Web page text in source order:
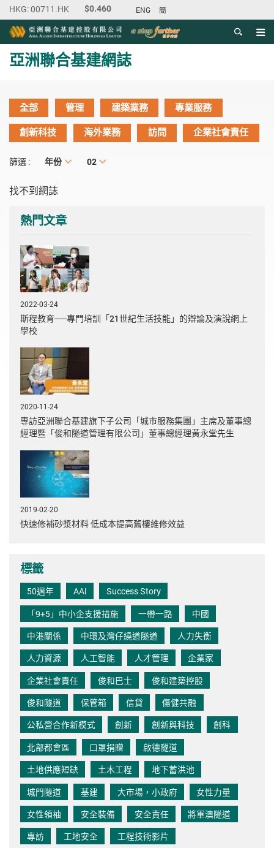
ENG 簡
目錄
主内容開始
亞洲聯合基建網誌
全部 管理 建築業務
專業服務
創新科技
海外業務 訪問 企業社會責任
篩選 : 年份
年份 月份
02
找不到網誌
熱門文章
2022-03-24
斯程教育──專門培訓「21世紀生活技能」的辯論及演說網上
學校
2020-11-24
專訪亞洲聯合基建旗下子公司「城市服務集團」主席及董事總
經理暨「俊和隧道管理有限公司」董事總經理黃永堂先生
2019-02-20
快速修補砂漿材料 低成本提高舊樓維修效益
標籤
50週年 AAI
Success Story
「9+5」中小企支援措施
一帶一路
中國
中港關係
中環及灣仔繞道隧道
人力失衡
人力資源
人工智能 人才管理
企業家
企業社會責任
俊和巴士
俊和建築控股
俊和隧道
保管箱 信貸
傷健共融
公私營合作新模式
創新 創新與科技
創科
北部都會區
口罩捐贈
啟德隧道
土地供應短缺
土木工程
地下蓄洪池
城門隧道
基建 大市場，小政府
女性力量
女性領袖
安全裝備 安全責任
將軍澳隧道
專訪
工地安全
工程技術影片